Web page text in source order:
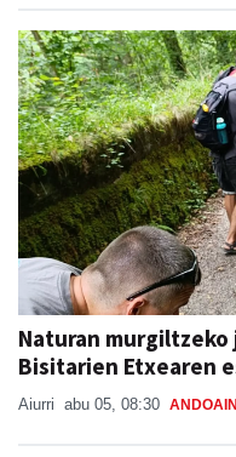
Naturan murgiltzeko
Bisitarien Etxearen
Aiurri abu 05, 08:30 ANDOAIN